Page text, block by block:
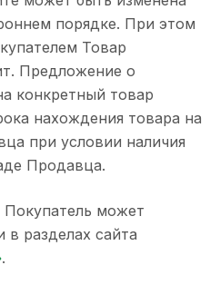
порядке. При этом
Товар
Предложение о
конкретный товар
нахождения товара на
при условии наличия
Продавца.
Покупатель может
разделах сайта
.